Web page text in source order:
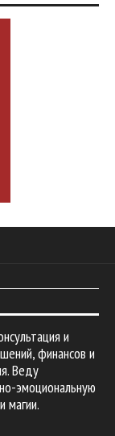
и
финансов и
Веду
эмоциональную
магии.